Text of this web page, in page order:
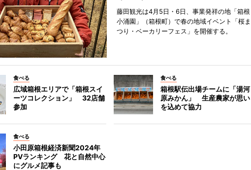
藤田観光は4月5日・6日、事業発祥の地「箱根
小涌園」（箱根町）で春の地域イベント「桜ま
つり・ベーカリーフェス」を開催する。
食べる
広域箱根エリアで「箱根スイ
ーツコレクション」 32店舗
参加
食べる
箱根駅伝出場チームに「湯河
原みかん」 生産農家が思い
を込めて協力
食べる
小田原箱根経済新聞2024年
PVランキング 花と自然中心
にグルメ記事も